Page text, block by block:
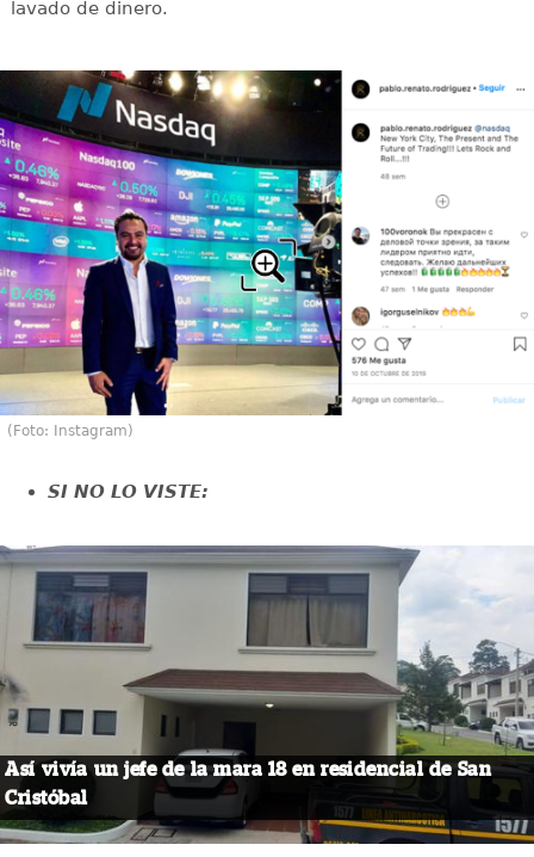
lavado de dinero.
(Foto: Instagram)
SI NO LO VISTE:
Así vivía un jefe de la mara 18 en residencial de San
Cristóbal